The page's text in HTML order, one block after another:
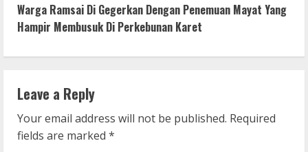
t
i
n
u
e
Warga Ramsai Di Gegerkan Dengan Penemuan Mayat Yang
Hampir Membusuk Di Perkebunan Karet
Leave a Reply
Your email address will not be published. Required
fields are marked *